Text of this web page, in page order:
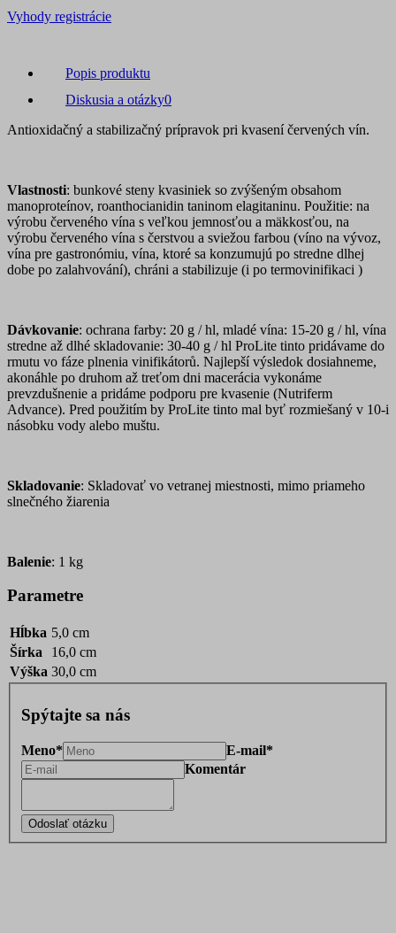
Vyhody registrácie
Popis produktu
Diskusia a otázky0
Antioxidačný a stabilizačný prípravok pri kvasení červených vín.
Vlastnosti: bunkové steny kvasiniek so zvýšeným obsahom
manoproteínov, roanthocianidin taninom elagitaninu. Použitie: na
výrobu červeného vína s veľkou jemnosťou a mäkkosťou, na
výrobu červeného vína s čerstvou a sviežou farbou (víno na vývoz,
vína pre gastronómiu, vína, ktoré sa konzumujú po stredne dlhej
dobe po zalahvování), chráni a stabilizuje (i po termovinifikaci )
Dávkovanie: ochrana farby: 20 g / hl, mladé vína: 15-20 g / hl, vína
stredne až dlhé skladovanie: 30-40 g / hl ProLite tinto pridávame do
rmutu vo fáze plnenia vinifikátorů. Najlepší výsledok dosiahneme,
akonáhle po druhom až treťom dni macerácia vykonáme
prevzdušnenie a pridáme podporu pre kvasenie (Nutriferm
Advance). Pred použitím by ProLite tinto mal byť rozmiešaný v 10-i
násobku vody alebo muštu.
Skladovanie: Skladovať vo vetranej miestnosti, mimo priameho
slnečného žiarenia
Balenie: 1 kg
Parametre
Hĺbka 5,0 cm
Šírka
16,0 cm
Výška 30,0 cm
Spýtajte sa nás
Meno*
E-mail*
Komentár
Odoslať otázku